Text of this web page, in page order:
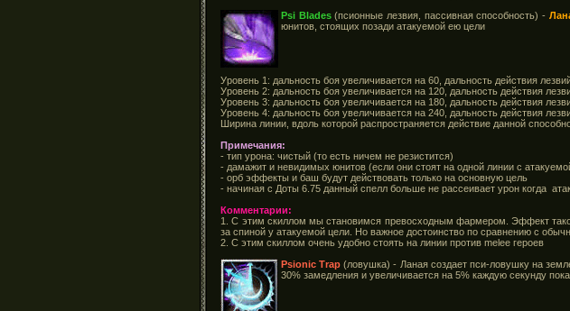
Psi Blades(псионные лезвия, пассивная способность) -
юнитов, стоящих позади атакуемой ею цели
Уровень 1: дальность боя увеличивается на 60, дальность действия
Уровень 2: дальность боя увеличивается на 120, дальность действия
Уровень 3: дальность боя увеличивается на 180, дальность действия
Уровень 4: дальность боя увеличивается на 240, дальность действия
Ширина линии, вдоль которой распространяется действие данной
Примечания:
- тип урона: чистый (то есть ничем не резистится)
- дамажит и невидимых юнитов (если они стоят на одной линии с
- орб эффекты и баш будут действовать только на основную цель
- начиная с Доты 6.75 данный спелл больше не рассеивает урон когда
Комментарии:
1. С этим скиллом мы становимся превосходным фармером. Эффект
за спиной у атакуемой цели. Но важное достоинство по сравнению с
2. С этим скиллом очень удобно стоять на линии против melee героев
Psionic Тrap (ловушка) - Ланая создает пси-ловушку на
30% замедления и увеличивается на 5% каждую секунду